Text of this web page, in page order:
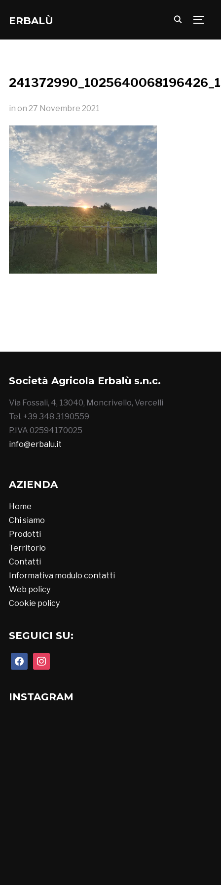
ERBALÙ
in on 27 Novembre 2021
Società Agricola Erbalù s.n.c.
Via Fossali, 4, 13040, Moncrivello, Vercelli
Tel. +39 348 3190559
P.IVA 02594170025
info@erbalu.it
AZIENDA
Home
Chi siamo
Prodotti
Territorio
Contatti
Informativa modulo contatti
Web policy
Cookie policy
SEGUICI SU:
facebookinstagram
INSTAGRAM